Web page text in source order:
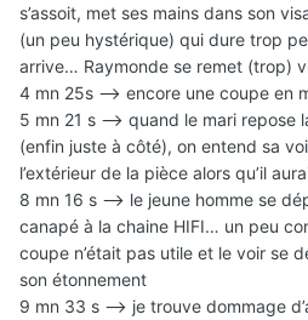
s’assoit, met ses mains dans son
(un peu hystérique) qui dure trop
arrive… Raymonde se remet (trop)
4 mn 25s —> encore une coupe en
5 mn 21 s —> quand le mari repose
(enfin juste à côté), on entend sa
l’extérieur de la pièce alors qu’il
8 mn 16 s —> le jeune homme se
canapé à la chaine HIFI… un peu
coupe n’était pas utile et le voir se
son étonnement
9 mn 33 s —> je trouve dommage